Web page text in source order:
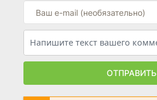
ОТПРАВИТЬ